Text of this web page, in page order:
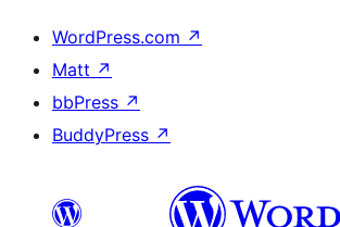
WordPress.com ↗
Matt ↗
bbPress ↗
BuddyPress ↗